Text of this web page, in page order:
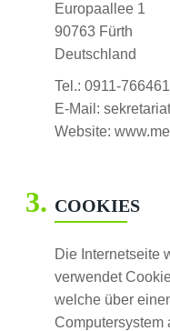
Europaallee 1
90763 Fürth
Deutschland
Tel.: 0911-
E-Mail:
Website:
COOKIES
Die Internetseite
verwendet
welche über
Computersystem